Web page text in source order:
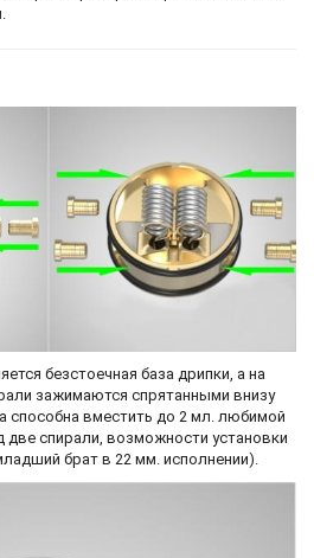
безстоечная база дрипки, а на
зажимаются спрятанными внизу
способна вместить до 2 мл. любимой
спирали, возможности установки
брат в 22 мм. исполнении).